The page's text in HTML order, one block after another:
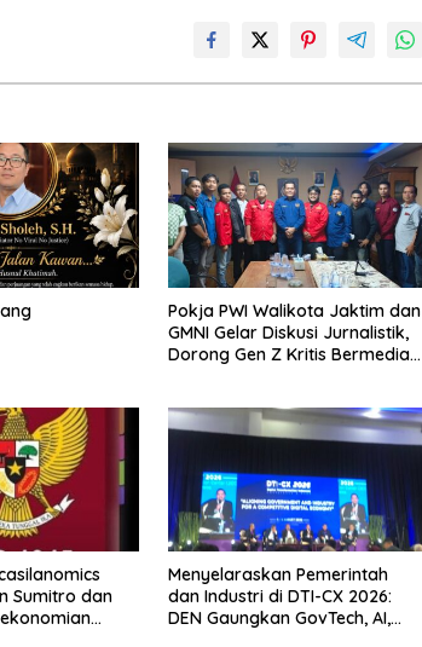
Pokja PWI Walikota Jaktim dan
GMNI Gelar Diskusi Jurnalistik,
Dorong Gen Z Kritis Bermedia
Sumitro dan
Menyelaraskan Pemerintah
dan Industri di DTI-CX 2026:
DEN Gaungkan GovTech, AI,